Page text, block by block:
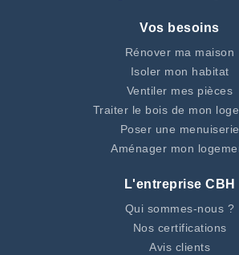
Vos besoins
Rénover ma maison
Isoler mon habitat
Ventiler mes pièces
Traiter le bois de mon
Poser une menuiserie
Aménager mon
L'entreprise CBH
Qui sommes-nous ?
Nos certifications
Avis clients